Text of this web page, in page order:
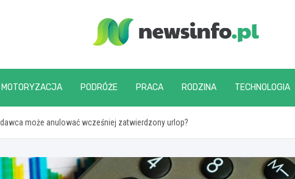
newsinfo.pl
MOTORYZACJA PODRÓŻE PRACA RODZINA TECHNOLOGIA
może anulować wcześniej zatwierdzony urlop?